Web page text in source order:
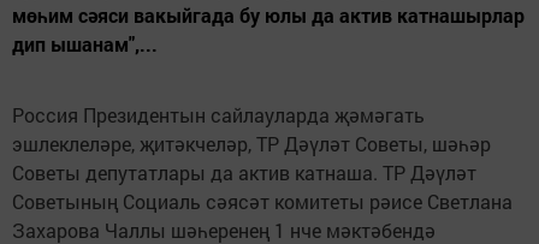
мөһим сәяси вакыйгада бу юлы да актив катнашырлар
дип ышанам",...
Россия Президентын сайлауларда җәмәгать
эшлеклеләре, җитәкчеләр, ТР Дәүләт Советы, шәһәр
Советы депутатлары да актив катнаша. ТР Дәүләт
Советының Социаль сәясәт комитеты рәисе Светлана
Захарова Чаллы шәһеренең 1 нче мәктәбендә